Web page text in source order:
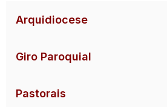
Arquidiocese
Giro Paroquial
Pastorais